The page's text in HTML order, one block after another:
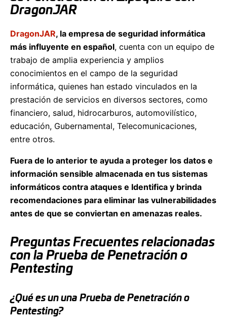
DragonJAR
DragonJAR, la empresa de seguridad informática
más influyente en español, cuenta con un equipo de
trabajo de amplia experiencia y amplios
conocimientos en el campo de la seguridad
informática, quienes han estado vinculados en la
prestación de servicios en diversos sectores, como
financiero, salud, hidrocarburos, automovilístico,
educación, Gubernamental, Telecomunicaciones,
entre otros.
Fuera de lo anterior te ayuda a proteger los datos e
información sensible almacenada en tus sistemas
informáticos contra ataques e Identifica y brinda
recomendaciones para eliminar las vulnerabilidades
antes de que se conviertan en amenazas reales.
Preguntas Frecuentes relacionadas
con la Prueba de Penetración o
Pentesting
¿Qué es un una Prueba de Penetración o
Pentesting?